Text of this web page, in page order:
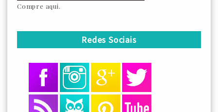
Compre aqui.
Redes Sociais